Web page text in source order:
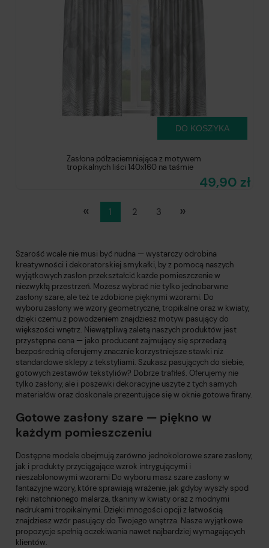
Zasłona półzaciemniająca z motywem
tropikalnych liści 140x160 na taśmie
49,90 zł
DO KOSZYKA
« 1 2 3 »
Szarość wcale nie musi być nudna — wystarczy odrobina
kreatywności i dekoratorskiej smykałki, by z pomocą naszych
wyjątkowych zasłon przekształcić każde pomieszczenie w
niezwykłą przestrzeń. Możesz wybrać nie tylko jednobarwne
zasłony szare, ale też te zdobione pięknymi wzorami. Do
wyboru zasłony we wzory geometryczne, tropikalne oraz w kwiaty,
dzięki czemu z powodzeniem znajdziesz motyw pasujący do
większości wnętrz. Niewątpliwą zaletą naszych produktów jest
przystępna cena — jako producent zajmujący się sprzedażą
bezpośrednią oferujemy znacznie korzystniejsze stawki niż
standardowe sklepy z tekstyliami. Szukasz pasujących do siebie,
gotowych zestawów tekstyliów? Dobrze trafiłeś. Oferujemy nie
tylko zasłony, ale i poszewki dekoracyjne uszyte z tych samych
materiałów oraz doskonale prezentujące się w oknie gotowe firany.
Gotowe zasłony szare — piękno w
każdym pomieszczeniu
Dostępne modele obejmują zarówno jednokolorowe szare zasłony,
jak i produkty przyciągające wzrok intrygującymi i
nieszablonowymi wzorami Do wyboru masz szare zasłony w
fantazyjne wzory, które sprawiają wrażenie, jak gdyby wyszły spod
ręki natchnionego malarza, tkaniny w kwiaty oraz z modnymi
nadrukami tropikalnymi. Dzięki mnogości opcji z łatwością
znajdziesz wzór pasujący do Twojego wnętrza. Nasze wyjątkowe
propozycje spełnią oczekiwania nawet najbardziej wymagających
klientów.